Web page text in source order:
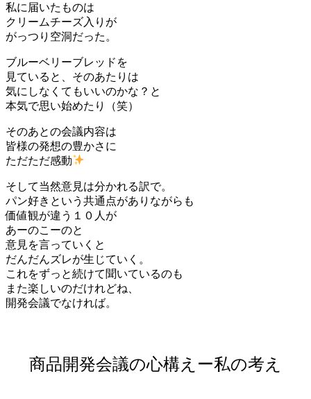
私に届いたものは
クリームチーズ入りが
がっつり空洞だった。
ブルーベリーブレッドを
見ていると、そのあたりは
気にしなくてもいいのかな？と
本気で思い始めたり（笑）
そのあとの会議内容は
皆様の発想の豊かさに
ただただ感動
そして当然意見は分かれる訳で。
パン好きという共通点がありながらも
価値観が違う１０人が
あーのこーのと
意見を言っていくと
だんだんズレが生じていく。
これをずっと続けて聞いているのも
また楽しいのだけれどね、
開発会議でなければ。
商品開発会議の心構えー私の考え